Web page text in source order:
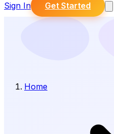
Sign In Get Started
Home